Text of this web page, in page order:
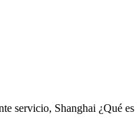
servicio, Shanghai ¿Qué